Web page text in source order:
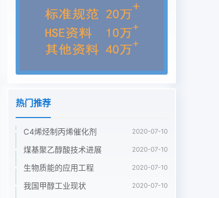
压力、气化剂等操作因素的变化关的ER和S/C值计算
所需的气化剂用量。系。其中,空气的加人量用当量
比( Equivalence Ra-表1气化原料的元素分析及元素
摩尔比1”,4tio,ER,指实际加人的空气量与煤完全燃烧
所需空元素分析/w/%摩尔比气用量的比值)衡量,水蒸
气的加入量用水蒸气与CH0SNH/C0/CS/CN/C煤的
计算方法 与原理[3.41根据物理化学和热力学的基本
原理,在一定的2热力学平衡分析压力和温度下,计算
反应体系的化学平衡通常有正2.1煤气化多 相体系的
平衡组成逆反应速率相等法、平衡常数法和Gibbs自
化法三种方法5-7]。在实际工程计算中,Gibbs自的,
煤常压氧气-水蒸气气化三相体系热力学平衡由能最
热门推荐
C4烯烃制丙烯催化剂 2020-07-10
煤基聚乙醇酸技术进展 2020-07-10
生物质能的应用工程 2020-07-10
我国甲醇工业现状 2020-07-10